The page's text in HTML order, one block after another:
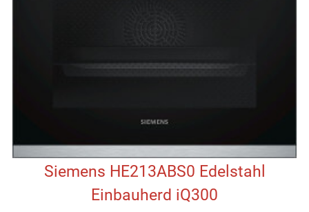
Siemens HE213ABS0 Edelstahl
Einbauherd iQ300